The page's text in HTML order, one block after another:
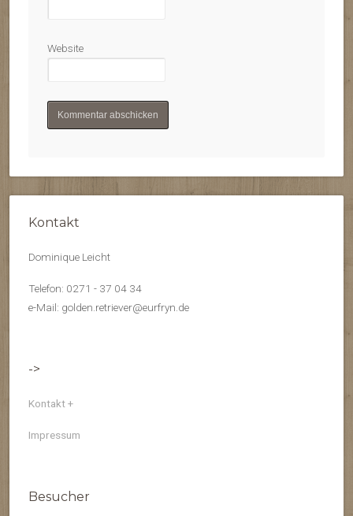
Website
Kontakt
Dominique Leicht
Telefon: 0271 - 37 04 34
e-Mail: golden.retriever@eurfryn.de
->
Kontakt +
Impressum
Besucher